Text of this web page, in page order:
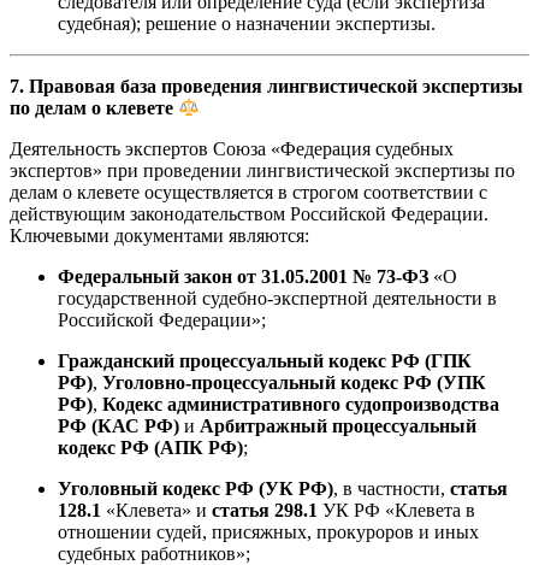
судебная); решение о назначении экспертизы.
7. Правовая база проведения лингвистической экспертизы
по делам о клевете
Деятельность экспертов Союза «Федерация судебных
экспертов» при проведении лингвистической экспертизы по
делам о клевете осуществляется в строгом соответствии с
действующим законодательством Российской Федерации.
Ключевыми документами являются:
Федеральный закон от 31.05.2001 № 73-ФЗ «О
государственной судебно-экспертной деятельности в
Российской Федерации»;
Гражданский процессуальный кодекс РФ (ГПК
РФ), Уголовно-процессуальный кодекс РФ (УПК
РФ), Кодекс административного судопроизводства
РФ (КАС РФ) и Арбитражный процессуальный
кодекс РФ (АПК РФ);
Уголовный кодекс РФ (УК РФ), в частности, статья
128.1 «Клевета» и статья 298.1 УК РФ «Клевета в
отношении судей, присяжных, прокуроров и иных
судебных работников»;